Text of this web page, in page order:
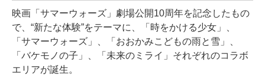
映画「サマーウォーズ」劇場公開10周年を記念したもの
で、“新たな体験”をテーマに、「時をかける少女」、
「サマーウォーズ」、「おおかみこどもの雨と雪」、
「バケモノの子」、「未来のミライ」それぞれのコラボ
エリアが誕生。